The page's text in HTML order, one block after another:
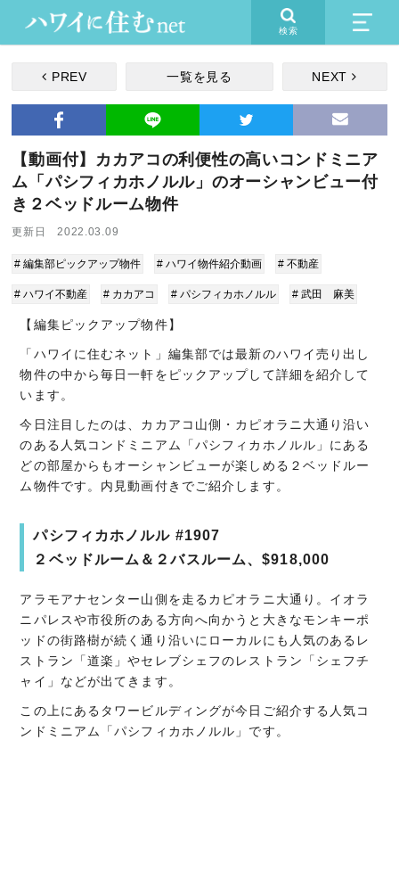
検索
PREV 一覧を見る NEXT
【動画付】カカアコの利便性の高いコンドミニア
ム「パシフィカホノルル」のオーシャンビュー付
き２ベッドルーム物件
更新日 2022.03.09
# 編集部ピックアップ物件 # ハワイ物件紹介動画 # 不動産
# ハワイ不動産 # カカアコ # パシフィカホノルル # 武田 麻美
【編集ピックアップ物件】
「ハワイに住むネット」編集部では最新のハワイ売り出し
物件の中から毎日一軒をピックアップして詳細を紹介して
います。
今日注目したのは、カカアコ山側・カピオラニ大通り沿い
のある人気コンドミニアム「パシフィカホノルル」にある
どの部屋からもオーシャンビューが楽しめる２ベッドルー
ム物件です。内見動画付きでご紹介します。
パシフィカホノルル #1907
２ベッドルーム＆２バスルーム、$918,000
アラモアナセンター山側を走るカピオラニ大通り。イオラ
ニパレスや市役所のある方向へ向かうと大きなモンキーポ
ッドの街路樹が続く通り沿いにローカルにも人気のあるレ
ストラン「道楽」やセレブシェフのレストラン「シェフチ
ャイ」などが出てきます。
この上にあるタワービルディングが今日ご紹介する人気コ
ンドミニアム「パシフィカホノルル」です。